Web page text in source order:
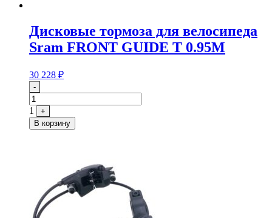
Дисковые тормоза для велосипеда
Sram FRONT GUIDE T 0.95M
30 228 ₽
Quantity
-
1
+
В корзину